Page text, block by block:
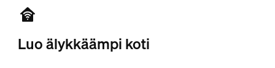
Luo älykkäämpi koti